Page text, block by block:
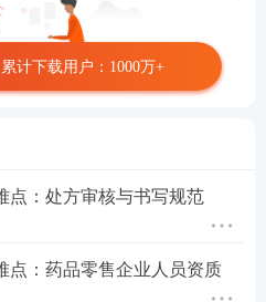
累计下载用户：1000万+
点：处方审核与书写规范
点：药品零售企业人员资质